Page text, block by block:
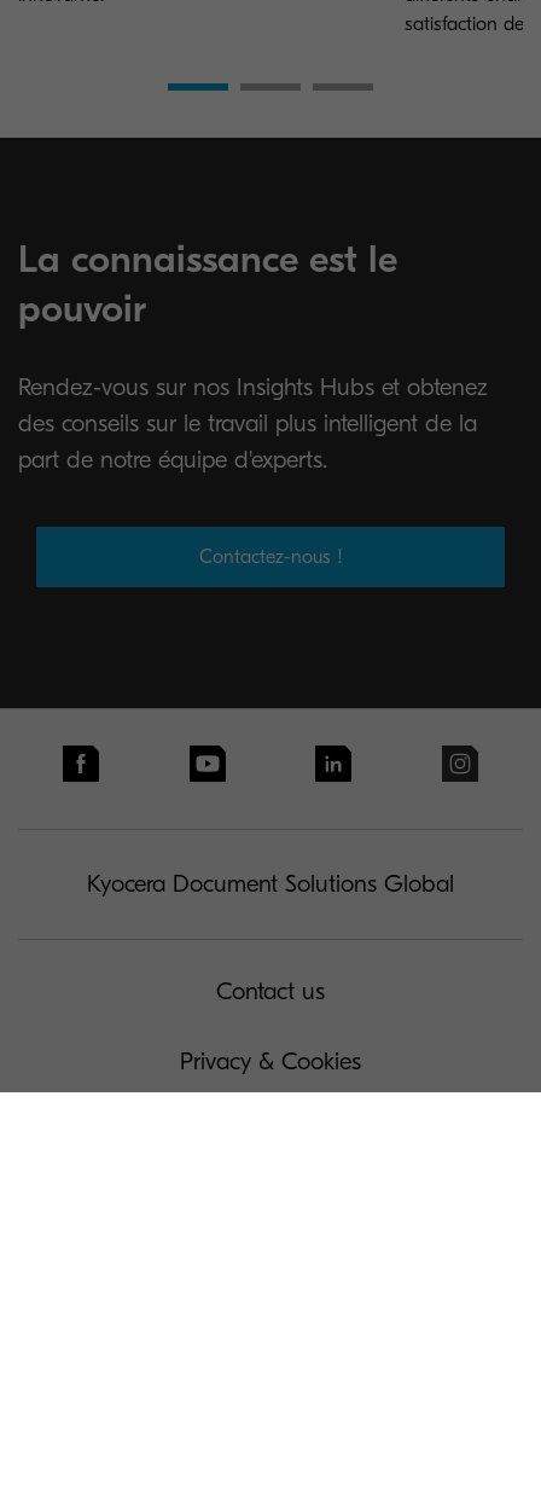
satisfaction des
La connaissance est le
pouvoir
Rendez-vous sur nos Insights Hubs et obtenez
des conseils sur le travail plus intelligent de la
part de notre équipe d'experts.
Contactez-nous !
Kyocera Document Solutions Global
Contact us
Privacy & Cookies